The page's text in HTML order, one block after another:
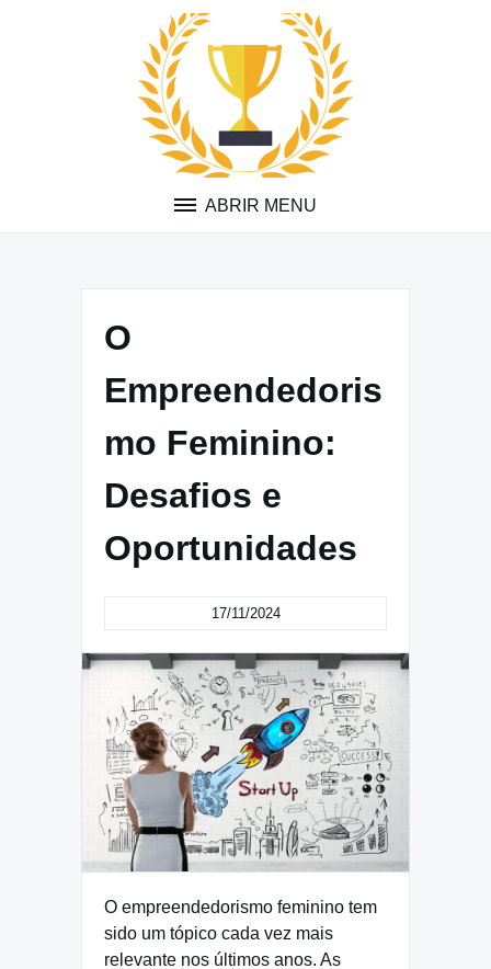
ABRIR MENU
O
Empreendedoris
mo Feminino:
Desafios e
Oportunidades
17/11/2024
O empreendedorismo feminino tem
sido um tópico cada vez mais
relevante nos últimos anos. As